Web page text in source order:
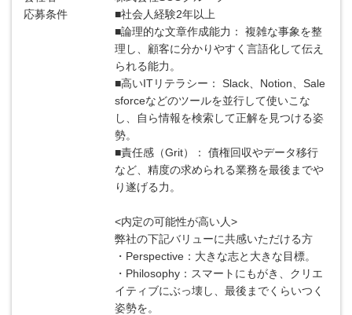
応募条件
■社会人経験2年以上
■論理的な文章作成能力： 複雑な事象を整
理し、顧客に分かりやすく言語化して伝え
られる能力。
■高いITリテラシー： Slack、Notion、Sale
sforceなどのツールを並行して使いこな
し、自ら情報を検索して正解を見つける姿
勢。
■責任感（Grit）： 債権回収やデータ移行
など、精度の求められる業務を最後までや
り遂げる力。
<内定の可能性が高い人>
弊社の下記バリューに共感いただける方
・Perspective：大きな志と大きな目標。
・Philosophy：スマートにもがき、クリエ
イティブにぶっ壊し、最後までくらいつく
姿勢を。